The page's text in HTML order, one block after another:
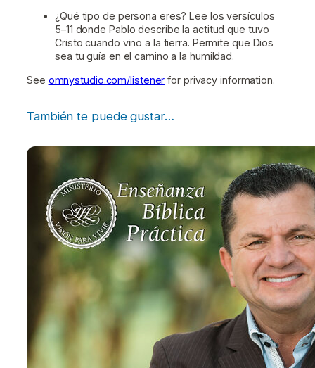
¿Qué tipo de persona eres? Lee los versículos
5–11 donde Pablo describe la actitud que tuvo
Cristo cuando vino a la tierra. Permite que Dios
sea tu guía en el camino a la humildad.
See omnystudio.com/listener for privacy information.
También te puede gustar…